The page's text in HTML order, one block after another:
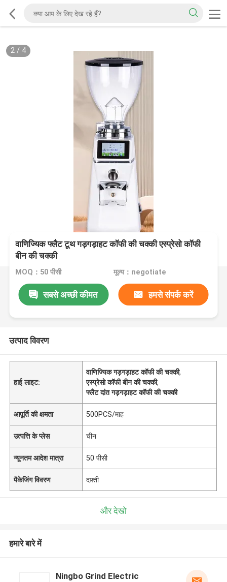
2/ 4
वाणिज्यिक फ्लैट टूथ गड़गड़ाहट कॉफी की चक्की एस्प्रेसो कॉफी
बीन की चक्की
MOQ：50 पीसी मूल्य：negotiate
सबसे अच्छी कीमत हमसे संपर्क करें
उत्पाद विवरण
हाई लाइट:
वाणिज्यिक गड़गड़ाहट कॉफी की चक्की,
एस्प्रेसो कॉफी बीन की चक्की,
फ्लैट दांत गड़गड़ाहट कॉफी की चक्की
आपूर्ति की क्षमता 500PCS/माह
उत्पत्ति के प्लेस चीन
न्यूनतम आदेश मात्रा 50 पीसी
पैकेजिंग विवरण दफ़्ती
और देखो
हमारे बारे में
Ningbo Grind Electric